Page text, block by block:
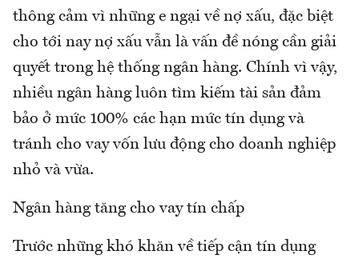
thông cảm vì những e ngại về nợ xấu, đặc biệt
cho tới nay nợ xấu vẫn là vấn đề nóng cần giải
quyết trong hệ thống ngân hàng. Chính vì vậy,
nhiều ngân hàng luôn tìm kiếm tài sản đảm
bảo ở mức 100% các hạn mức tín dụng và
tránh cho vay vốn lưu động cho doanh nghiệp
nhỏ và vừa.
Ngân hàng tăng cho vay tín chấp
Trước những khó khăn về tiếp cận tín dụng